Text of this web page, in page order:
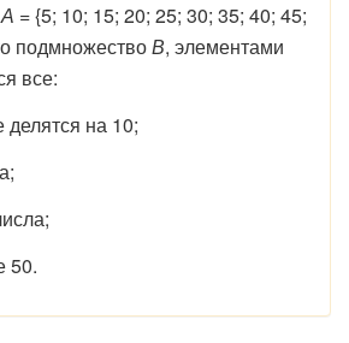
А = {5; 10; 15; 20; 25; 30; 35; 40; 45;
подмножествоВ, элементами
все:
делятся на 10;
50.